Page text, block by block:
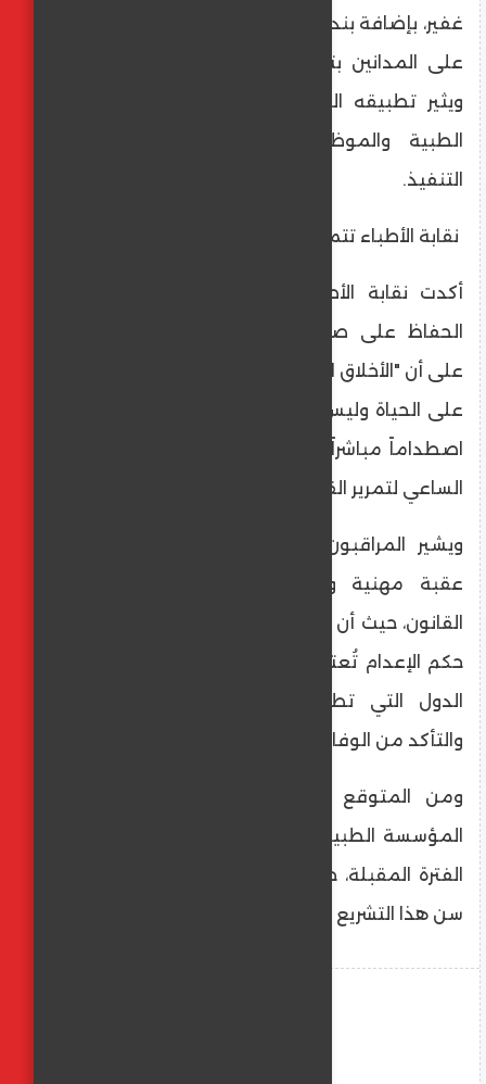
غفير، بإضافة بند يسمح بتطبيق عقوبة الإعدام
على المدانين بتنفيذ عمليات ضد إسرائيليين.
ويثير تطبيقه المحتمل تساؤلات حول الآليات
الطبية والموظفين الذين سيشاركون في
التنفيذ.
نقابة الأطباء تتمسك بالموقف الأخلاقي
أكدت نقابة الأطباء الإسرائيلية أن دورها هو
الحفاظ على صحة وسلامة الإنسان، مشددة
على أن "الأخلاق الطبية تلزم الطبيب بالمحافظة
على الحياة وليس إنهائها". ويعتبر هذا الموقف
اصطداماً مباشراً مع توجهات اليمين المتطرف
الساعي لتمرير القانون وتطبيقه.
ويشير المراقبون إلى أن رفض النقابة يمثل
عقبة مهنية وأخلاقية كبيرة أمام مشروع
القانون، حيث أن مشاركة طاقم طبي في تنفيذ
حكم الإعدام تُعتبر إجراءً روتينياً في العديد من
الدول التي تطبقه لضمان إتمام العملية
والتأكد من الوفاة.
ومن المتوقع أن يستمر هذا الصدام بين
المؤسسة الطبية الرسمية والوزير بن غفير في
الفترة المقبلة، خاصة مع دفع الأخير بقوة نحو
سن هذا التشريع المثير للجدل.